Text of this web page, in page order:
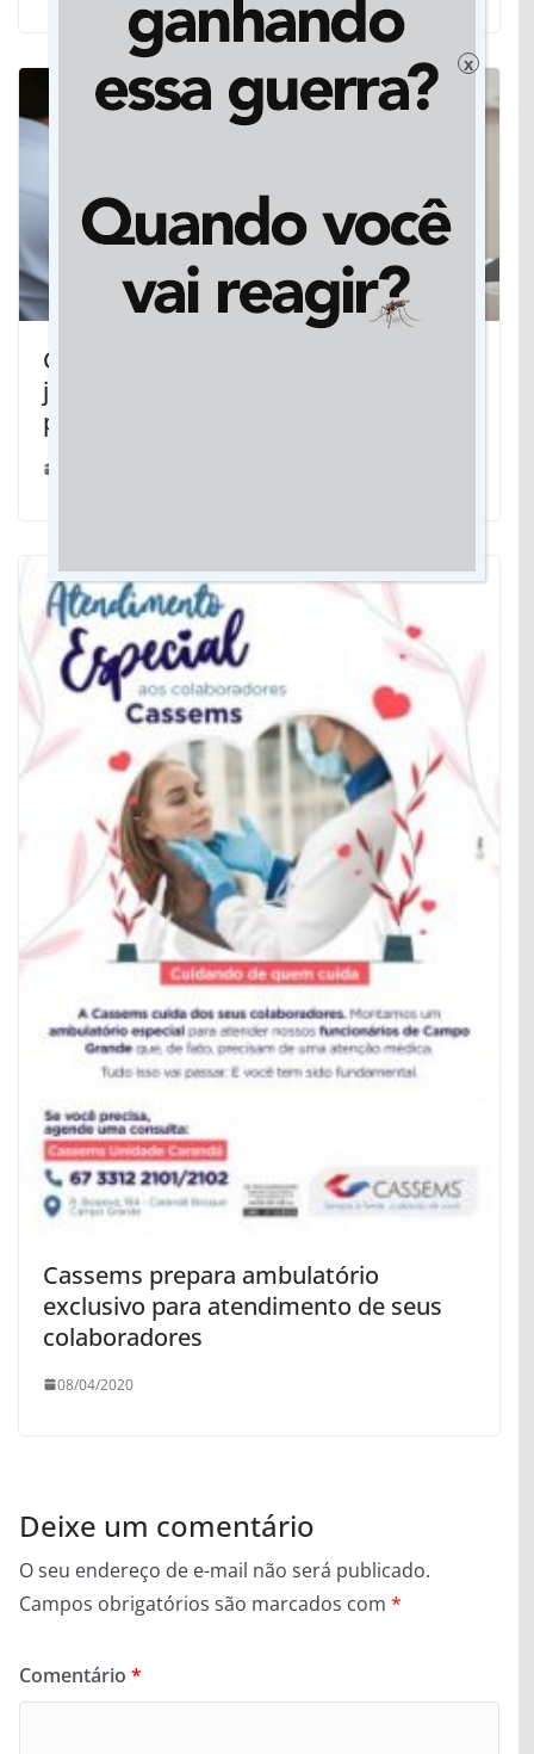
Contribuintes de Mato Grosso do Sul
já podem emitir boleto do IPVA 2026
pelo portal E-Fazenda
Cassems prepara ambulatório
exclusivo para atendimento de seus
colaboradores
08/04/2020
Deixe um comentário
O seu endereço de e-mail não será publicado.
Campos obrigatórios são marcados com *
Comentário *
x